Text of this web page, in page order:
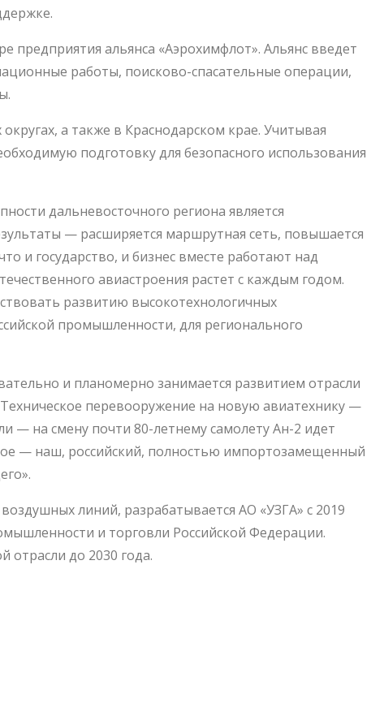
предприятия альянса «Аэрохимфлот». Альянс введет
работы, поисково-спасательные операции,
а также в Краснодарском крае. Учитывая
подготовку для безопасного использования
дальневосточного региона является
— расширяется маршрутная сеть, повышается
и государство, и бизнес вместе работают над
авиастроения растет с каждым годом.
развитию высокотехнологичных
промышленности, для регионального
и планомерно занимается развитием отрасли
перевооружение на новую авиатехнику —
— на смену почти 80-летнему самолету Ан-2 идет
— наш, российский, полностью импортозамещенный
линий, разрабатывается АО «УЗГА» с 2019
и торговли Российской Федерации.
отрасли до 2030 года.